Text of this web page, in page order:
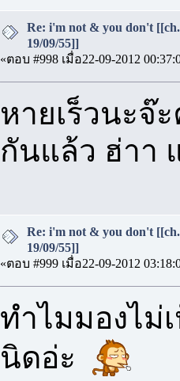
Re: i'm not & you don't
19/09/55]]
«ตอบ #998 เมื่อ22-09-2012
หายเร็วนะจ๊
กันแล้ว ฮ่าา
Re: i'm not & you don't
19/09/55]]
«ตอบ #999 เมื่อ22-09-2012
ทำไมมองไม่
นิดอ่ะ